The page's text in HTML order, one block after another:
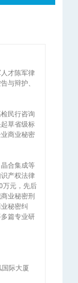
才陈军律
与辩护、
民行咨询
草省级标
商业秘密
合集成等
产权法律
万元，先后
业秘密刑
秘密纠
篇专业研
国际大厦